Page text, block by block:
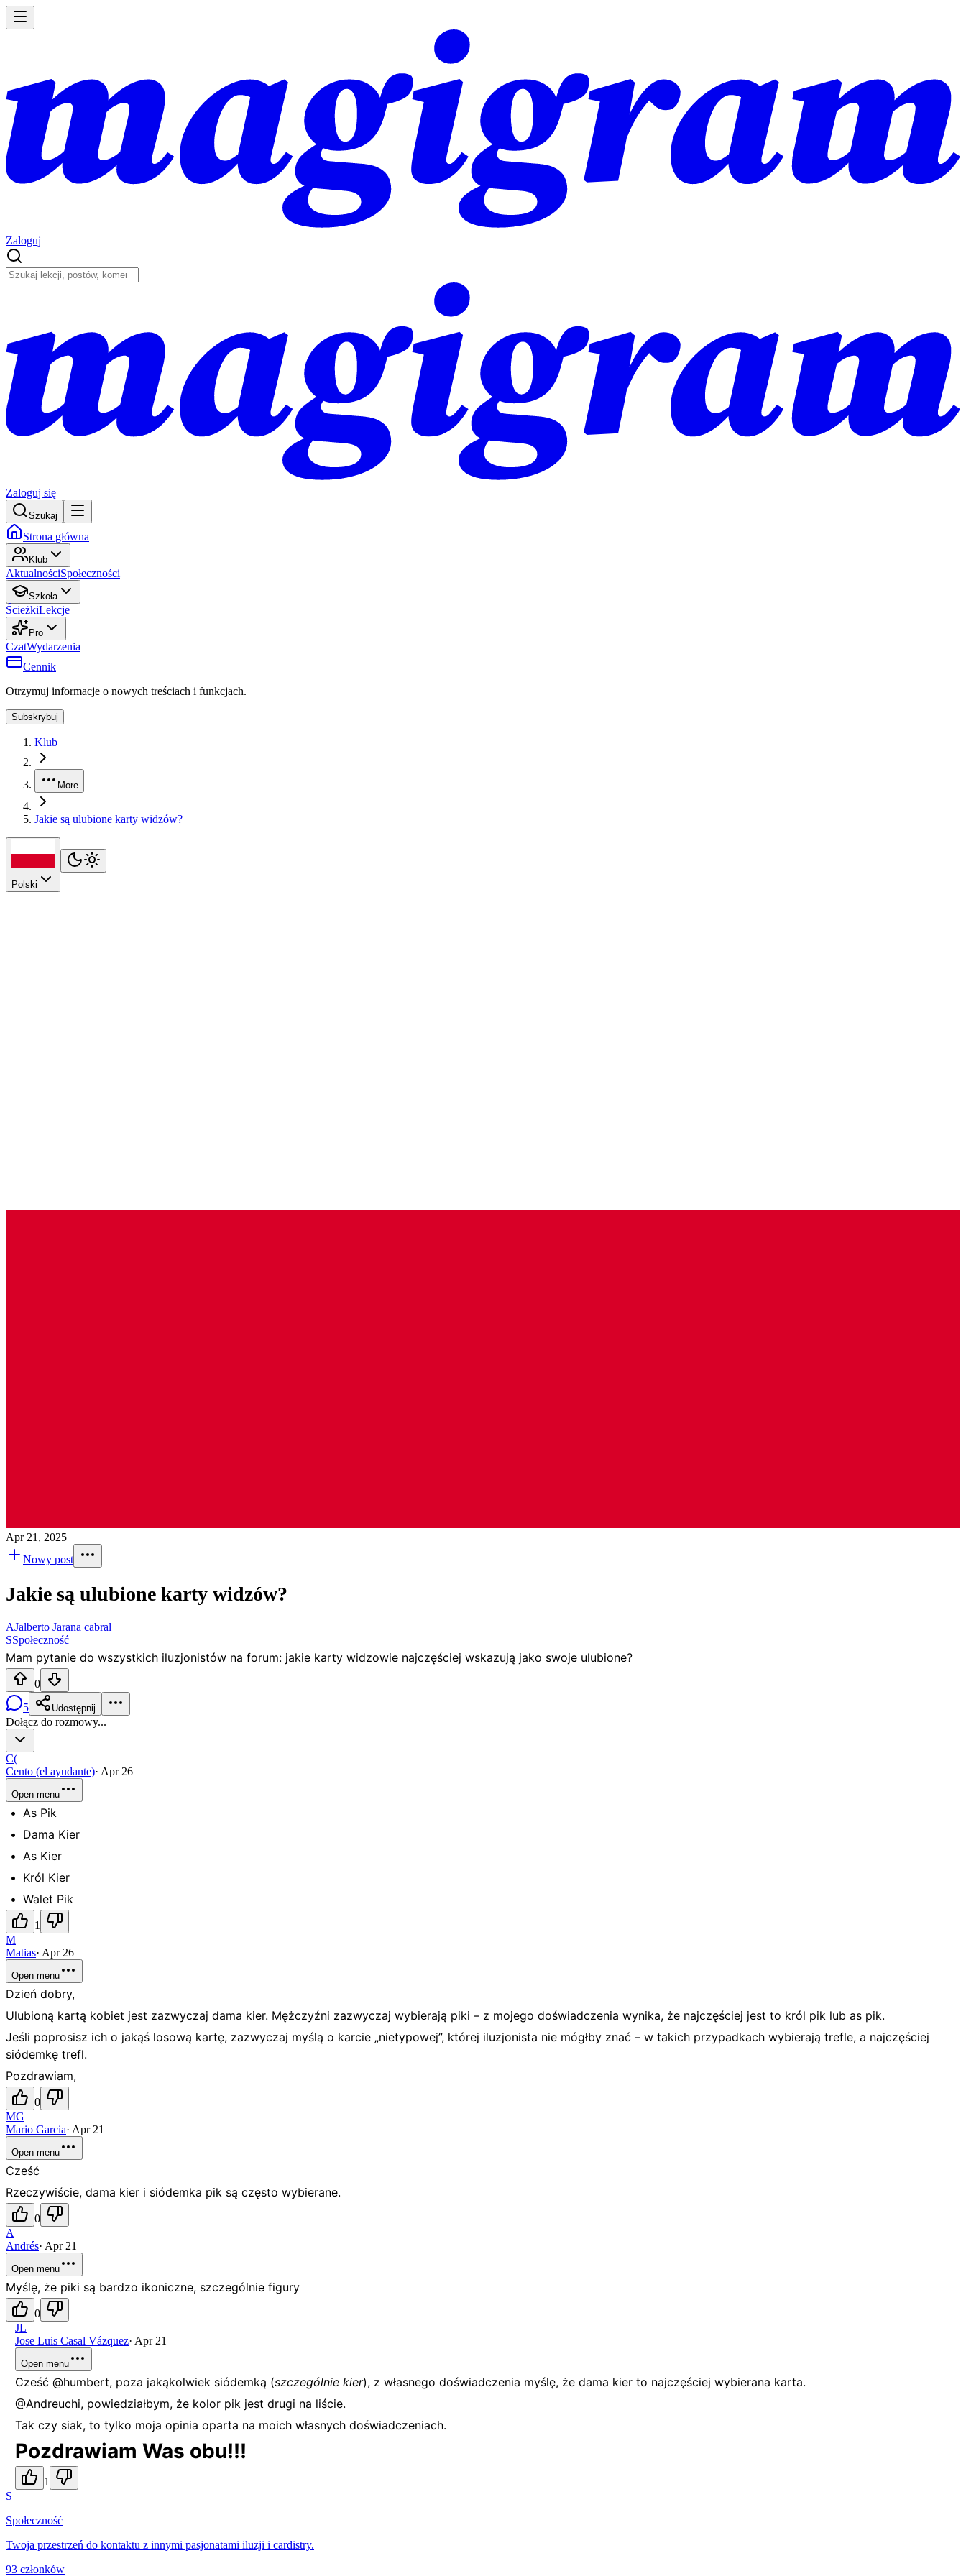
Zaloguj
Zaloguj się
Szukaj
Strona główna
Klub
AktualnościSpołeczności
Szkoła
ŚcieżkiLekcje
Pro
CzatWydarzenia
Cennik
Otrzymuj informacje o nowych treściach i funkcjach.
Subskrybuj
Klub
More
Jakie są ulubione karty widzów?
Polski
Apr 21, 2025
Nowy post
Jakie są ulubione karty widzów?
AJalberto Jarana cabral
SSpołeczność
Mam pytanie do wszystkich iluzjonistów na forum: jakie karty widzowie najczęściej wskazują jako swoje ulubione?
0
5
Udostępnij
Dołącz do rozmowy...
C(
Cento (el ayudante)· Apr 26
Open menu
As Pik
Dama Kier
As Kier
Król Kier
Walet Pik
1
M
Matias· Apr 26
Open menu
Dzień dobry,
Ulubioną kartą kobiet jest zazwyczaj dama kier. Mężczyźni zazwyczaj wybierają piki – z mojego doświadczenia wynika, że najczęściej jest to król pik lub as pik.
Jeśli poprosisz ich o jakąś losową kartę, zazwyczaj myślą o karcie „nietypowej”, której iluzjonista nie mógłby znać – w takich przypadkach wybierają trefle, a najczęściej
siódemkę trefl.
Pozdrawiam,
0
MG
Mario Garcia· Apr 21
Open menu
Cześć
Rzeczywiście, dama kier i siódemka pik są często wybierane.
0
A
Andrés· Apr 21
Open menu
Myślę, że piki są bardzo ikoniczne, szczególnie figury
0
JL
Jose Luis Casal Vázquez· Apr 21
Open menu
Cześć @humbert, poza jakąkolwiek siódemką (szczególnie kier), z własnego doświadczenia myślę, że dama kier to najczęściej wybierana karta.
@Andreuchi, powiedziałbym, że kolor pik jest drugi na liście.
Tak czy siak, to tylko moja opinia oparta na moich własnych doświadczeniach.
Pozdrawiam Was obu!!!
1
S
Społeczność
Twoja przestrzeń do kontaktu z innymi pasjonatami iluzji i cardistry.
93 członków